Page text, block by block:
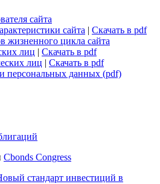
платежей
сайта
сайта|Скачать в pdf
жизненного цикла сайта
лиц